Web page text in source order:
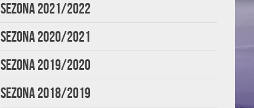
SEZONA 2021/2022
SEZONA 2020/2021
SEZONA 2019/2020
SEZONA 2018/2019